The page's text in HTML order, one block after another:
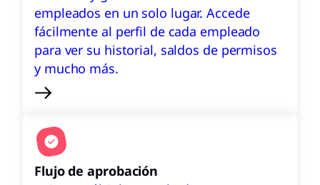
empleados en un solo lugar. Accede
fácilmente al perfil de cada empleado
para ver su historial, saldos de permisos
y mucho más.
Flujo de aprobación